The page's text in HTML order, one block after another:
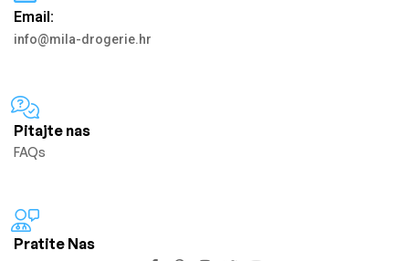
Email:
info@mila-drogerie.hr
Pitajte nas
FAQs
Pratite Nas